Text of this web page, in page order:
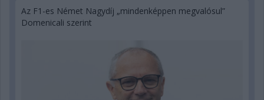
Az F1-es Német Nagydíj „mindenképpen megvalósul”
Domenicali szerint